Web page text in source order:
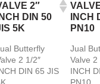
2″
INCH DIN 50
5K
INCH
PN10
Butterfly
2 1/2″
DIN 65 JIS
Jual
Valve 2
INCH